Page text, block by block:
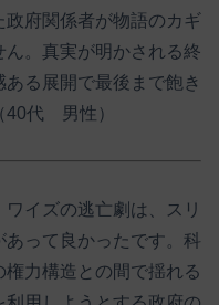
政府関係者が物語のカギ
。真実が明かされる終
る展開で最後まで飽き
40代 男性）
イズの逃亡劇は、スリ
って良かったです。科
力構造との間で揺れる